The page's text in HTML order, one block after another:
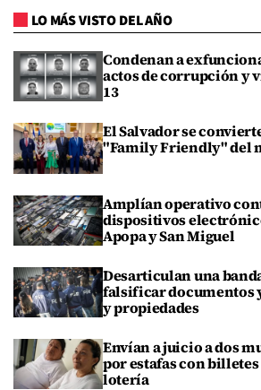
LO MÁS VISTO DEL AÑO
Condenan a
actos de corrupción y
13
El Salvador se
"Family Friendly" del
Amplían operativo
dispositivos
Apopa y San Miguel
Desarticulan una
falsificar documentos
y propiedades
Envían a juicio a dos
por estafas con
lotería